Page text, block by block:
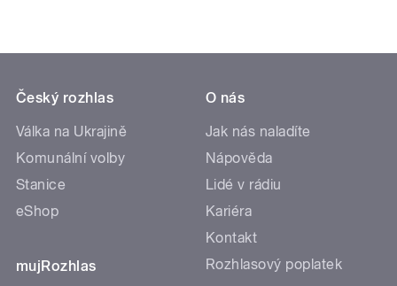
Český rozhlas
Válka na Ukrajině
Komunální volby
Stanice
eShop
mujRozhlas
O nás
Jak nás naladíte
Nápověda
Lidé v rádiu
Kariéra
Kontakt
Rozhlasový poplatek